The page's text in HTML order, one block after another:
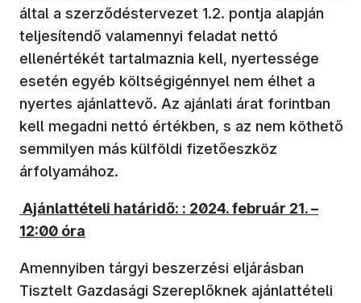
által a szerződéstervezet 1.2. pontja alapján
teljesítendő valamennyi feladat nettó
ellenértékét tartalmaznia kell, nyertessége
esetén egyéb költségigénnyel nem élhet a
nyertes ajánlattevő. Az ajánlati árat forintban
kell megadni nettó értékben, s az nem köthető
semmilyen más külföldi fizetőeszköz
árfolyamához.
Ajánlattételi határidő: : 2024. február 21. –
12:00 óra
Amennyiben tárgyi beszerzési eljárásban
Tisztelt Gazdasági Szereplőknek ajánlattételi